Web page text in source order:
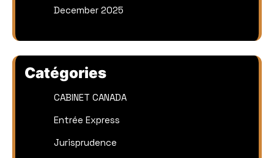
December 2025
Catégories
CABINET CANADA
Entrée Express
Jurisprudence